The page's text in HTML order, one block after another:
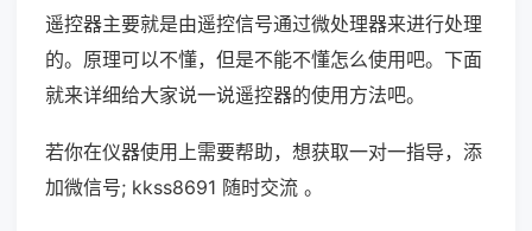
遥控器主要就是由遥控信号通过微处理器来进行处理
的。原理可以不懂，但是不能不懂怎么使用吧。下面
就来详细给大家说一说遥控器的使用方法吧。
若你在仪器使用上需要帮助，想获取一对一指导，添
加微信号; kkss8691 随时交流 。